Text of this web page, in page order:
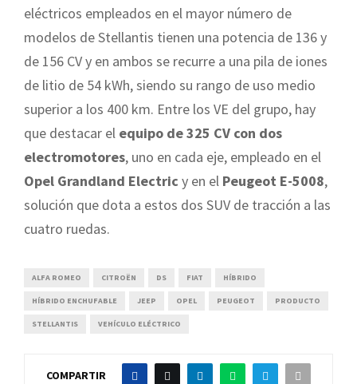
eléctricos empleados en el mayor número de
modelos de Stellantis tienen una potencia de 136 y
de 156 CV y en ambos se recurre a una pila de iones
de litio de 54 kWh, siendo su rango de uso medio
superior a los 400 km. Entre los VE del grupo, hay
que destacar el equipo de 325 CV con dos
electromotores, uno en cada eje, empleado en el
Opel Grandland Electric y en el Peugeot E-5008,
solución que dota a estos dos SUV de tracción a las
cuatro ruedas.
ALFA ROMEO CITROËN DS FIAT HÍBRIDO
HÍBRIDO ENCHUFABLE JEEP OPEL PEUGEOT PRODUCTO
STELLANTIS VEHÍCULO ELÉCTRICO
COMPARTIR